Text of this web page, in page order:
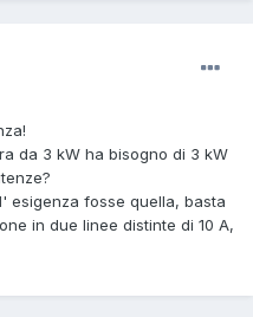
da 3 kW ha bisogno di 3 kW
esigenza fosse quella, basta
in due linee distinte di 10 A,